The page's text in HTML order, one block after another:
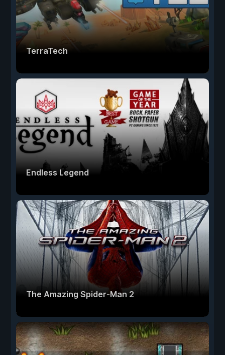
TerraTech
Endless Legend
The Amazing Spider-Man 2